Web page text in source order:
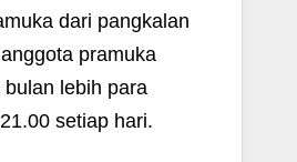
dari pangkalan
pramuka
lebih para
setiap hari.